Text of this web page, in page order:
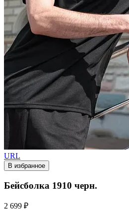
URL
В избранное
Бейсболка 1910 черн.
2 699 ₽